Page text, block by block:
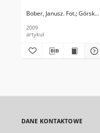
Bober, Janusz. Fot. Górski,
2009
artykuł
DANE KONTAKTOWE